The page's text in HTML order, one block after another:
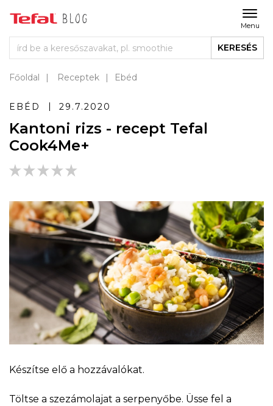
Menu
KERESÉS
Főoldal Receptek Ebéd
EBÉD 29.7.2020
Kantoni rizs - recept Tefal
Cook4Me+
Készítse elő a hozzávalókat.
Töltse a szezámolajat a serpenyőbe. Üsse fel a